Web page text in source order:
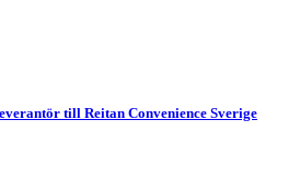
till Reitan Convenience Sverige